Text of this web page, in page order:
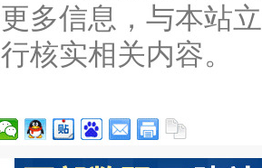
多信息，与本站
核实相关内容。